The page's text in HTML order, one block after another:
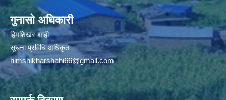
गुनासो अधिकारी
हिमशिखर शाही
सूचना प्रविधि अधिकृत
himshikharshahi66@gmail.com